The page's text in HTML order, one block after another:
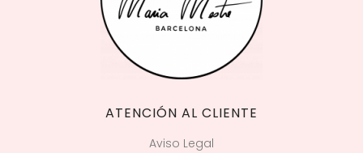
ATENCIÓN AL CLIENTE
Aviso Legal